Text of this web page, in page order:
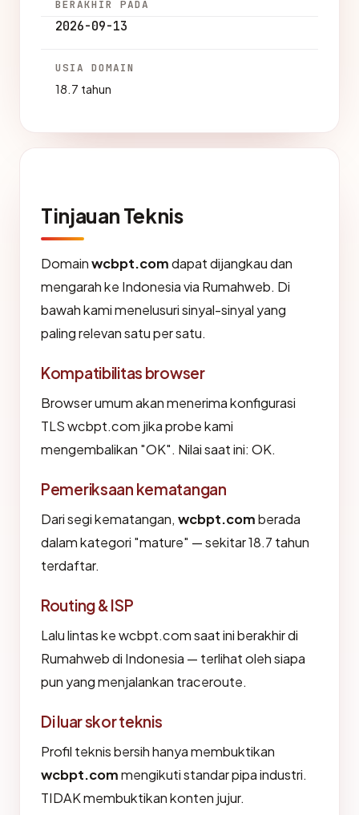
BERAKHIR PADA
2026-09-13
USIA DOMAIN
18.7 tahun
Tinjauan Teknis
Domainwcbpt.comdapat dijangkau dan
mengarah ke Indonesia via Rumahweb. Di
bawah kami menelusuri sinyal-sinyal yang
paling relevan satu per satu.
Kompatibilitas browser
Browser umum akan menerima konfigurasi
TLS wcbpt.com jika probe kami
mengembalikan "OK". Nilai saat ini: OK.
Pemeriksaan kematangan
Dari segi kematangan, wcbpt.comberada
dalam kategori "mature" — sekitar 18.7 tahun
terdaftar.
Routing & ISP
Lalu lintas ke wcbpt.com saat ini berakhir di
Rumahweb di Indonesia — terlihat oleh siapa
pun yang menjalankan traceroute.
Di luar skor teknis
Profil teknis bersih hanya membuktikan
wcbpt.commengikuti standar pipa industri.
TIDAK membuktikan konten jujur.